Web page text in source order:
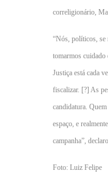
correligionário,
“Nós, políticos, se
tomarmos cuidado
Justiça está cada
fiscalizar. [?] As
candidatura.
espaço, e
campanha”,
Foto: Luiz Felipe